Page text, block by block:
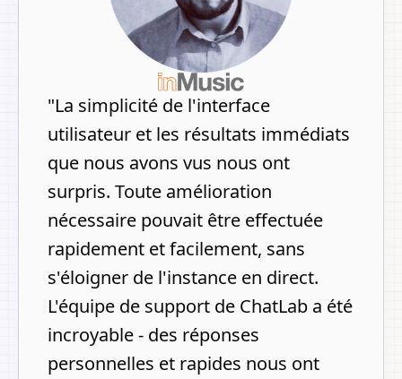
"La simplicité de l'interface
utilisateur et les résultats immédiats
que nous avons vus nous ont
surpris. Toute amélioration
nécessaire pouvait être effectuée
rapidement et facilement, sans
s'éloigner de l'instance en direct.
L'équipe de support de ChatLab a été
incroyable - des réponses
personnelles et rapides nous ont